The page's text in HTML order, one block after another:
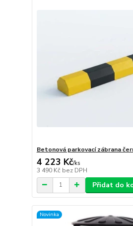
Betonová parkovací zábrana
4 223 Kč/ks
3 490 Kč bez DPH
Přidat do
Novinka